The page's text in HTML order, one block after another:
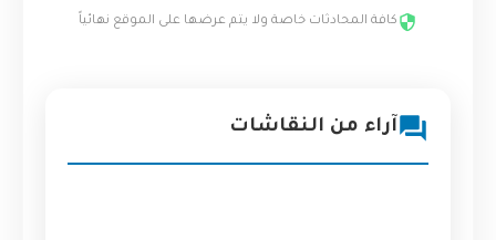
كافة المحادثات خاصة ولا يتم عرضها على الموقع نهائياً
آراء من النقاشات